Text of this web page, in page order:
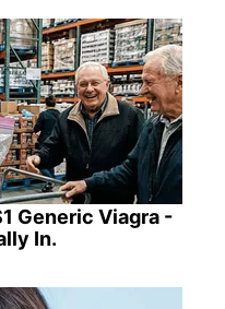
Generic Viagra -
In.